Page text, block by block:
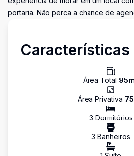
portaria. Não perca a chance de
Características
Área Total 95
Área Privativa 75
3 Dormitórios
3 Banheiros